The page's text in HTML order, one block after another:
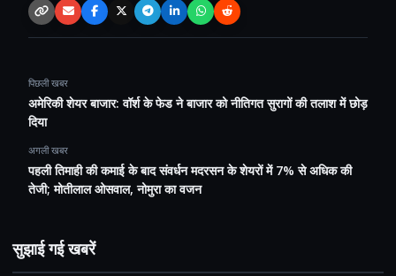
Copy link
EmailFacebookX / TwitterTelegramLinkedInWhatsApp
Reddit
पिछली खबर
अमेरिकी शेयर बाजार: वॉर्श के फेड ने बाजार को नीतिगत सुरागों की तलाश में छोड़
दिया
अगली खबर
पहली तिमाही की कमाई के बाद संवर्धन मदरसन के शेयरों में 7% से अधिक की
तेजी; मोतीलाल ओसवाल, नोमुरा का वजन
सुझाई गई खबरें